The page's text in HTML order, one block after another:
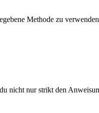
Methode zu
nicht nur strikt den